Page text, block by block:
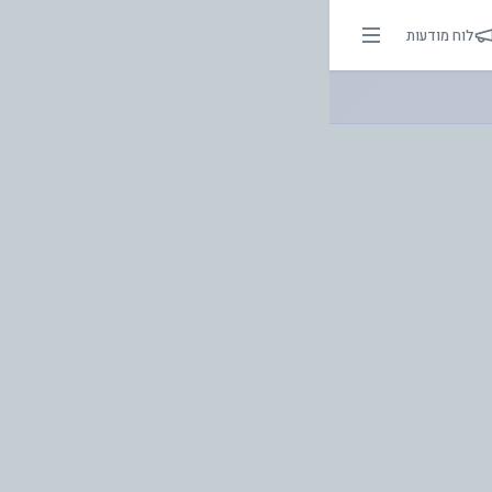
הדרך לוח מודעות